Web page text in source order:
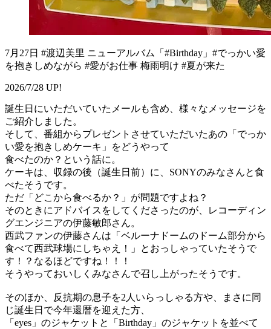
7月27日 #渡辺美里 ニューアルバム「#Birthday」#でっかい愛
を抱きしめながら #愛がお仕事 梅雨明け #夏が来た
2026/7/28 UP!
誕生日にいただいていたメールも含め、様々なメッセージを
ご紹介しました。
そして、番組からプレゼントさせていただいたあの「でっか
い愛を抱きしめケーキ」をどうやって
食べたのか？という話に。
ケーキは、収録の後（誕生日前）に、SONYのみなさんと食
べたそうです。
ただ「どこから食べるか？」が問題ですよね？
そのときにアドバイスをしてくださったのが、レコーディン
グエンジニアの伊藤敏郎さん。
西武ファンの伊藤さんは「ベルーナドームのドーム部分から
食べて西武球場にしちゃえ！」とおっしゃっていたそうで
す！？なるほどですね！！！
そうやっておいしくみなさんで召し上がったそうです。
そのほか、反抗期の息子を2人いらっしゃる方や、まさに同
じ誕生日で今年還暦を迎えた方、
「eyes」のジャケットと「Birthday」のジャケットを並べて